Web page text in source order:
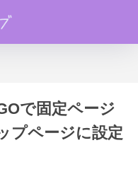
で固定ページ
プページに設定